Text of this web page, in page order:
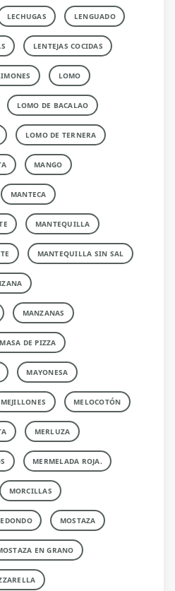
LECHUGAS LENGUADO
LENTEJAS COCIDAS
LOMO
LOMO DE BACALAO
LOMO DE TERNERA
MANGO
MANTECA
MANTEQUILLA
MANTEQUILLA SIN SAL
MANZANAS
MASA DE PIZZA
MAYONESA
MEJILLONES MELOCOTÓN
MERLUZA
MERMELADA ROJA.
MORCILLAS
MOSTAZA
EN GRANO